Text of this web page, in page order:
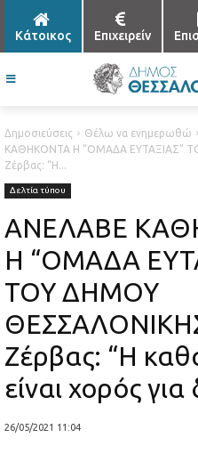
Κάτοικος Επιχειρείν
Δημοσιεύσεις Θέλω να ενημερωθώ
ΚΑΘΗΚΟΝΤΑ Η “ΟΜΑΔΑ ΕΥΤΑΞΙΑΣ”
Ζέρβας: “Η...
Δελτία τύπου
ΑΝΕΛΑΒΕ
Η “ΟΜΑΔΑ
ΤΟΥ ΔΗΜΟΥ
Ζέρβας: “Η
είναι χορός για
26/05/2021 11:04